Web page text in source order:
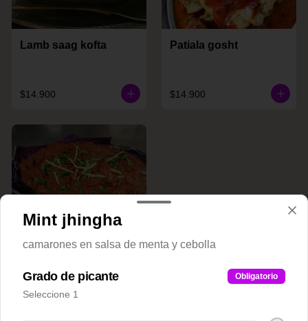
Lamb saag kofta
$14.900
Patiala gosht
$14.900
Raan E. Shaan
$20.900
Mint jhingha
camarones en salsa de menta y cebolla
Grado de picante Obligatorio
Seleccione 1